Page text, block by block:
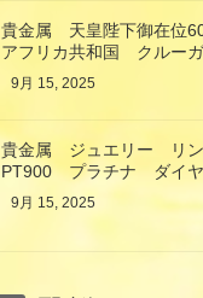
貴金属 天皇陛下御在位
アフリカ共和国 クルー
9月 15, 2025
貴金属 ジュエリー リ
PT900 プラチナ ダイ
9月 15, 2025